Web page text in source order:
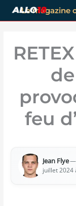
Aller
au
Le magazine
feu
Jean Flye—
juillet 2024